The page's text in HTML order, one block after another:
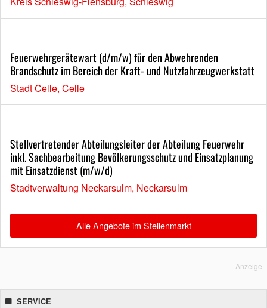
Feuerwehrgerätewart (d/m/w) für den Abwehrenden
Brandschutz im Bereich der Kraft- und Nutzfahrzeugwerkstatt
Stadt Celle, Celle
Stellvertretender Abteilungsleiter der Abteilung Feuerwehr
inkl. Sachbearbeitung Bevölkerungsschutz und Einsatzplanung
mit Einsatzdienst (m/w/d)
Stadtverwaltung Neckarsulm, Neckarsulm
Alle Angebote im Stellenmarkt
Anzeige
SERVICE